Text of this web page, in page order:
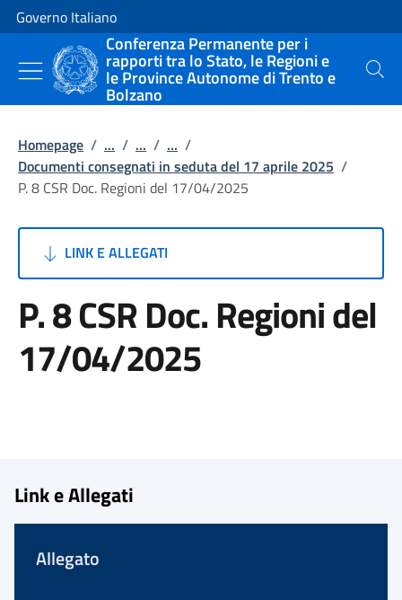
Vai al contenuto
Vai alla navigazione del sito
Governo Italiano
Conferenza Permanente per i
rapporti tra lo Stato, le Regioni e
le Province Autonome di Trento e
Bolzano
Cerca
Homepage / ... / ... / ... /
Documenti consegnati in seduta del 17 aprile 2025 /
P. 8 CSR Doc. Regioni del 17/04/2025
LINK E ALLEGATI
P. 8 CSR Doc. Regioni del
17/04/2025
Link e Allegati
Allegato